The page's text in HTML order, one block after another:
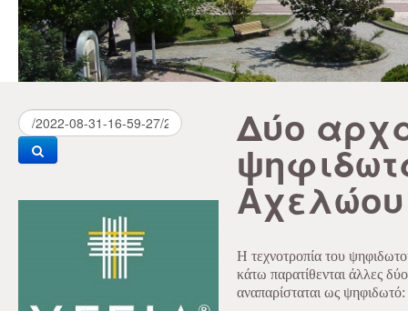
Δύο
Αχελώου
Η τεχνοτροπία του
κάτω παρατίθενται άλλες
αναπαρίσταται ως ψηφιδωτό: